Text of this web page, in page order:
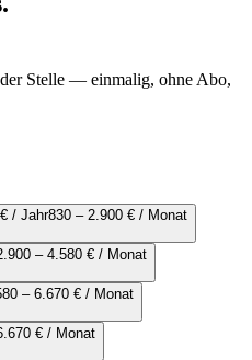
Stelle — einmalig, ohne Abo,
/ Jahr830 – 2.900 € / Monat
– 4.580 € / Monat
– 6.670 € / Monat
€ / Monat